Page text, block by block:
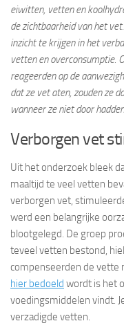
eiwitten, vetten en
de zichtbaarheid van het
inzicht te krijgen in het
vetten en overconsumptie.
reageerden op de
dat ze vet aten, zouden ze
wanneer ze niet door
Verborgen vet
Uit het onderzoek bleek
maaltijd te veel vetten
verborgen vet,
werd een belangrijke
blootgelegd. De groep
teveel vetten bestond,
compenseerden de vette
hier bedoeld wordt is het
voedingsmiddelen vindt.
verzadigde vetten.